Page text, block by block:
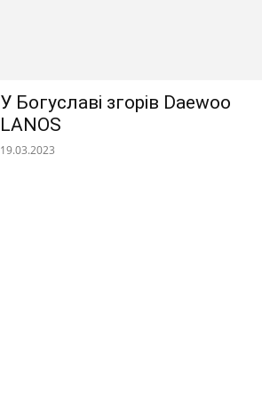
У Богуславі згорів Daewoo
LANOS
19.03.2023